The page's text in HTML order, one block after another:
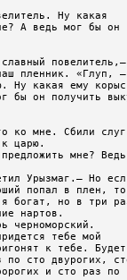
Ну какая
А ведь мог бы он
повелитель,–
пленник. «Глуп, –
Ну какая ему
бы он получить
ко мне. Сбили
царю.
мне? Ведь
Урызмаг.– Но
попал в плен,
я богат, но в три
нартов.
черноморский.
тебе мой
к тебе.
по сто двурогих,
и сто раз по